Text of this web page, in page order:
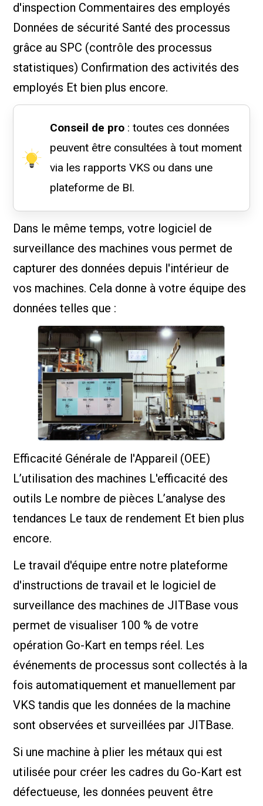
d'inspection Commentaires des employés
Données de sécurité Santé des processus
grâce au SPC (contrôle des processus
statistiques) Confirmation des activités des
employés Et bien plus encore.
Conseil de pro: toutes ces données
peuvent être consultées à tout moment
via les rapports VKS ou dans une
plateforme de BI.
Dans le même temps, votre logiciel de
surveillance des machines vous permet de
capturer des données depuis l'intérieur de
vos machines. Cela donne à votre équipe des
données telles que :
Efficacité Générale de l'Appareil (OEE)
L’utilisation des machines L'efficacité des
outils Le nombre de pièces L’analyse des
tendances Le taux de rendement Et bien plus
encore.
Le travail d'équipe entre notre plateforme
d'instructions de travail et le logiciel de
surveillance des machines de JITBase vous
permet de visualiser 100 % de votre
opération Go-Kart en temps réel. Les
événements de processus sont collectés à la
fois automatiquement et manuellement par
VKS tandis que les données de la machine
sont observées et surveillées par JITBase.
Si une machine à plier les métaux qui est
utilisée pour créer les cadres du Go-Kart est
défectueuse, les données peuvent être